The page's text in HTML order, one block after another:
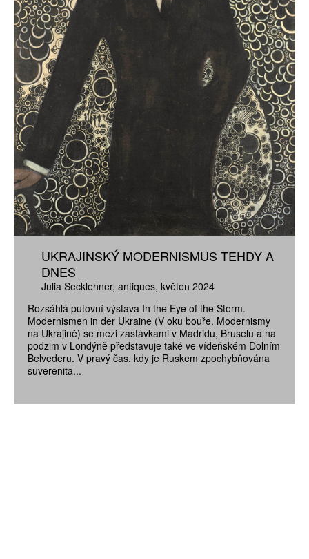
UKRAJINSKÝ MODERNISMUS TEHDY A
DNES
Julia Secklehner antiques květen 2024
Rozsáhlá putovní výstava In the Eye of the Storm.
Modernismen in der Ukraine (V oku bouře. Modernismy
na Ukrajině) se mezi zastávkami v Madridu, Bruselu a na
podzim v Londýně představuje také ve vídeňském Dolním
Belvederu. V pravý čas, kdy je Ruskem zpochybňována
suverenita...